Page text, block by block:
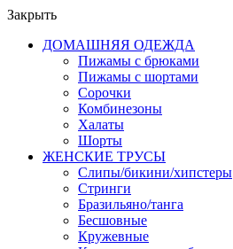
Закрыть
ДОМАШНЯЯ ОДЕЖДА
Пижамы с брюками
Пижамы с шортами
Сорочки
Комбинезоны
Халаты
Шорты
ЖЕНСКИЕ ТРУСЫ
Слипы/бикини/хипстеры
Стринги
Бразильяно/танга
Бесшовные
Кружевные